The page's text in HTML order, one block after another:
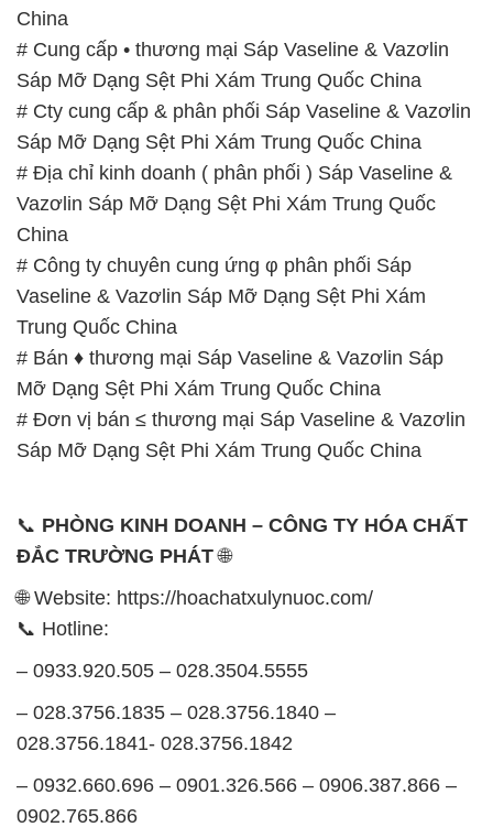
China
# Cung cấp • thương mại Sáp Vaseline & Vazơlin
Sáp Mỡ Dạng Sệt Phi Xám Trung Quốc China
# Cty cung cấp & phân phối Sáp Vaseline & Vazơlin
Sáp Mỡ Dạng Sệt Phi Xám Trung Quốc China
# Địa chỉ kinh doanh ( phân phối ) Sáp Vaseline &
Vazơlin Sáp Mỡ Dạng Sệt Phi Xám Trung Quốc
China
# Công ty chuyên cung ứng φ phân phối Sáp
Vaseline & Vazơlin Sáp Mỡ Dạng Sệt Phi Xám
Trung Quốc China
# Bán ♦ thương mại Sáp Vaseline & Vazơlin Sáp
Mỡ Dạng Sệt Phi Xám Trung Quốc China
# Đơn vị bán ≤ thương mại Sáp Vaseline & Vazơlin
Sáp Mỡ Dạng Sệt Phi Xám Trung Quốc China
📞 PHÒNG KINH DOANH – CÔNG TY HÓA CHẤT
ĐẮC TRƯỜNG PHÁT🌐
🌐 Website: https://hoachatxulynuoc.com/
📞 Hotline:
– 0933.920.505 – 028.3504.5555
– 028.3756.1835 – 028.3756.1840 –
028.3756.1841- 028.3756.1842
– 0932.660.696 – 0901.326.566 – 0906.387.866 –
0902.765.866